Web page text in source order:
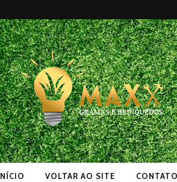
VOLTAR AO SITE CONTATO